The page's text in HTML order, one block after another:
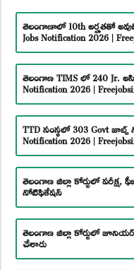
తెలంగాణాలో 10th అర్హతతో
Jobs Notification 2026 |
తెలంగాణ TIMS లో 240 Jr.
Notification 2026 |
TTD సంస్థలో 303 Govt
Notification 2026 |
తెలంగాణ జిల్లా కోర్టులో పరీక్ష,
నోటిఫికేషన్
తెలంగాణ జిల్లా కోర్టులో
చేశారు